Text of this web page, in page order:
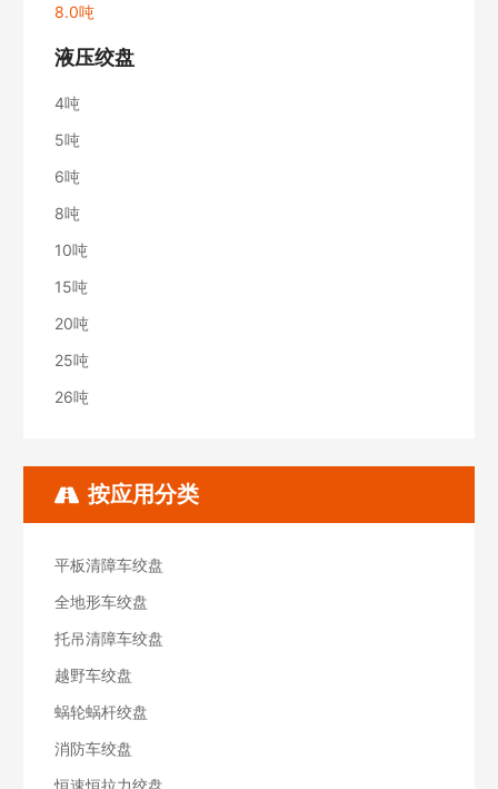
8.0吨
液压绞盘
4吨
5吨
6吨
8吨
10吨
15吨
20吨
25吨
26吨
按应用分类
平板清障车绞盘
全地形车绞盘
托吊清障车绞盘
越野车绞盘
蜗轮蜗杆绞盘
消防车绞盘
恒速恒拉力绞盘